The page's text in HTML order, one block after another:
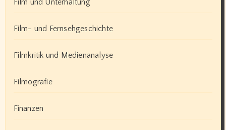
Film und Unterhaltung
Film- und Fernsehgeschichte
Filmkritik und Medienanalyse
Filmografie
Finanzen